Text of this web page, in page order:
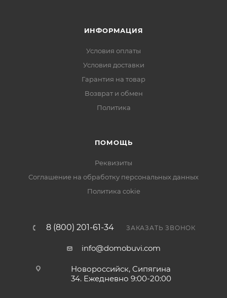
ИНФОРМАЦИЯ
Условия оплаты
Условия доставки
Гарантия на товар
Возврат и обмен
Политика
ПОМОЩЬ
Реквизиты
Соглашение на обработку персональных данных
Политика cokie
8 (800) 201-61-34 ЗАКАЗАТЬ ЗВОНОК
info@domobuvi.com
Новороссийск, Сипягина
34. Ежедневно 9:00-20:00